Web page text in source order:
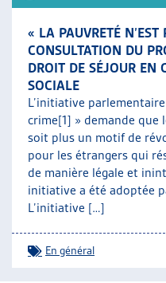
« LA PAUVRETÉ
CONSULTATION DU
DROIT DE SÉJOUR EN
SOCIALE
L’initiative
crime[1] » demande que
soit plus un motif de
pour les étrangers qui
de manière légale et
initiative a été adoptée
L’initiative […]
En général